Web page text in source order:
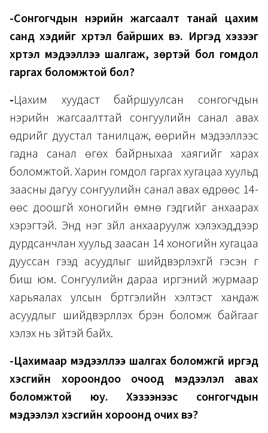
-Сонгогчдын нэрийн жагсаалт танай цахим
санд хэдийг хүртэл байрших вэ. Иргэд хэзээг
хүртэл мэдээллээ шалгаж, зөрүүтэй бол гомдол
гаргах боломжтой бол?
-Цахим хуудаст байршуулсан сонгогчдын
нэрийн жагсаалттай сонгуулийн санал авах
өдрийг дуустал танилцаж, өөрийн мэдээллээс
гадна санал өгөх байрныхаа хаягийг харах
боломжтой. Харин гомдол гаргах хугацаа хуульд
заасны дагуу сонгуулийн санал авах өдрөөс 14-
өөс доошгүй хоногийн өмнө гэдгийг анхаарах
хэрэгтэй. Энд нэг зүйл анхааруулж хэлэхэд,дээр
дурдсанчлан хуульд заасан 14 хоногийн хугацаа
дууссан гээд асуудлыг шийдвэрлэхгүй гэсэн үг
биш юм. Сонгуулийн дараа иргэний журмаар
харьяалах улсын бүртгэлийн хэлтэст хандаж
асуудлыг шийдвэрлүүлэх бүрэн боломж байгааг
хэлэх нь зүйтэй байх.
-Цахимаар мэдээллээ шалгах боломжгүй иргэд
хэсгийн хороондоо очоод мэдээлэл авах
боломжтой юу. Хэзээнээс сонгогчдын
мэдээлэл хэсгийн хороонд очих вэ?